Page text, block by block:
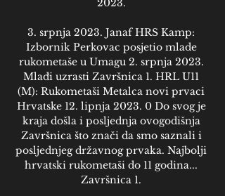
2023.
3. srpnja 2023. Janaf HRS Kamp:
Izbornik Perkovac posjetio mlade
rukometaše u Umagu 2. srpnja 2023.
Mlađi uzrasti Završnica 1. HRL U11
(M): Rukometaši Metalca novi prvaci
Hrvatske 12. lipnja 2023. 0 Do svog je
kraja došla i posljednja ovogodišnja
Završnica što znači da smo saznali i
posljednjeg državnog prvaka. Najbolji
hrvatski rukometaši do 11 godina...
Završnica 1.